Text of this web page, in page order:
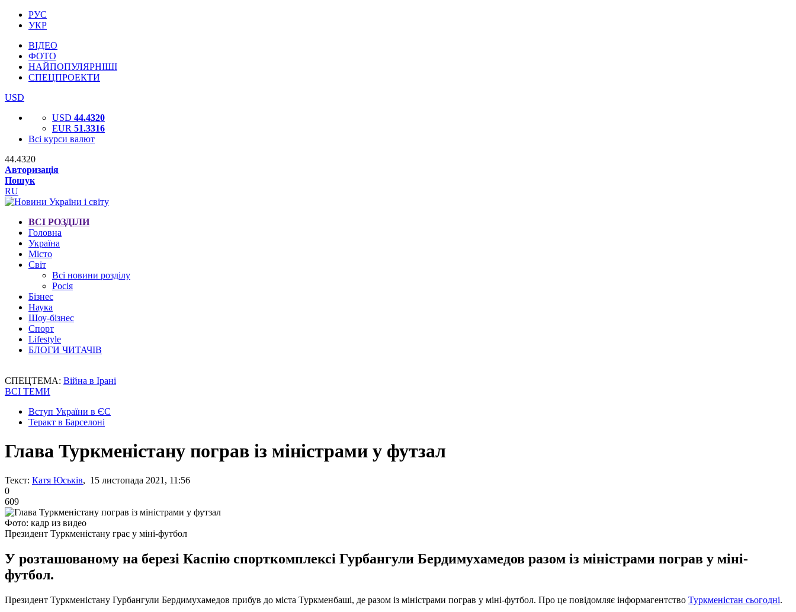
РУС
УКР
ВІДЕО
ФОТО
НАЙПОПУЛЯРНІШІ
СПЕЦПРОЕКТИ
USD
USD 44.4320
EUR 51.3316
Всі курси валют
44.4320
Авторизація
Пошук
RU
ВСІ РОЗДІЛИ
Головна
Україна
Місто
Світ
Всі новини розділу
Росія
Бізнес
Наука
Шоу-бізнес
Спорт
Lifestyle
БЛОГИ ЧИТАЧІВ
СПЕЦТЕМА: Війна в Ірані
ВСІ ТЕМИ
Вступ України в ЄС
Теракт в Барселоні
Глава Туркменістану пограв із міністрами у футзал
Текст: Катя Юськів, 15 листопада 2021, 11:56
0
609
Фото: кадр из видео
Президент Туркменістану грає у міні-футбол
У розташованому на березі Каспію спорткомплексі Гурбангули Бердимухамедов разом із міністрами пограв у міні-
футбол.
Президент Туркменістану Гурбангули Бердимухамедов прибув до міста Туркменбаші, де разом із міністрами пограв у міні-футбол. Про це повідомляє інформагентство Туркменістан сьогодні.